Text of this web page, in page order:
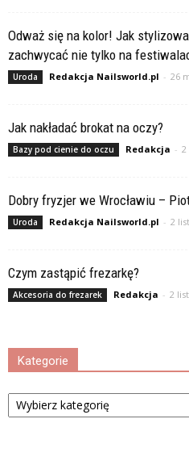
Odważ się na kolor! Jak
zachwycać nie tylko na
Uroda Redakcja Nailsworld.pl - 26
Jak nakładać brokat na oczy?
Bazy pod cienie do oczu Redakcja - 2
Dobry fryzjer we Wrocławiu –
Uroda Redakcja Nailsworld.pl - 2
Czym zastąpić frezarkę?
Akcesoria do frezarek Redakcja - 2
Kategorie
Kategorie